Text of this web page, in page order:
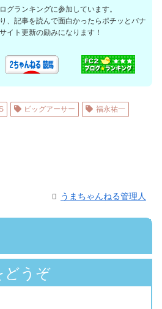
グランキングに参加しています。
、記事を読んで面白かったらポチッとバナ
イト更新の励みになります！
ビッグアーサー 福永祐一
うまちゃんねる管理人
どうぞ